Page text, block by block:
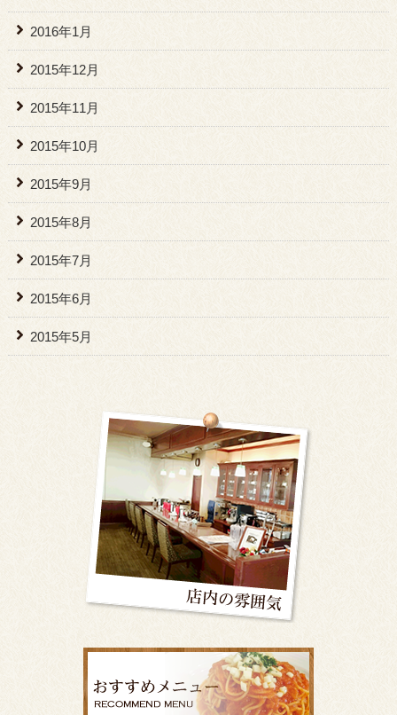
2016年1月
2015年12月
2015年11月
2015年10月
2015年9月
2015年8月
2015年7月
2015年6月
2015年5月